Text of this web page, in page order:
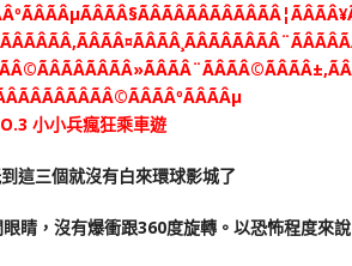
小小兵瘋狂乘車遊
這三個就沒有白來環球影城了
睛，沒有爆衝跟360度旋轉。以恐怖程度來說